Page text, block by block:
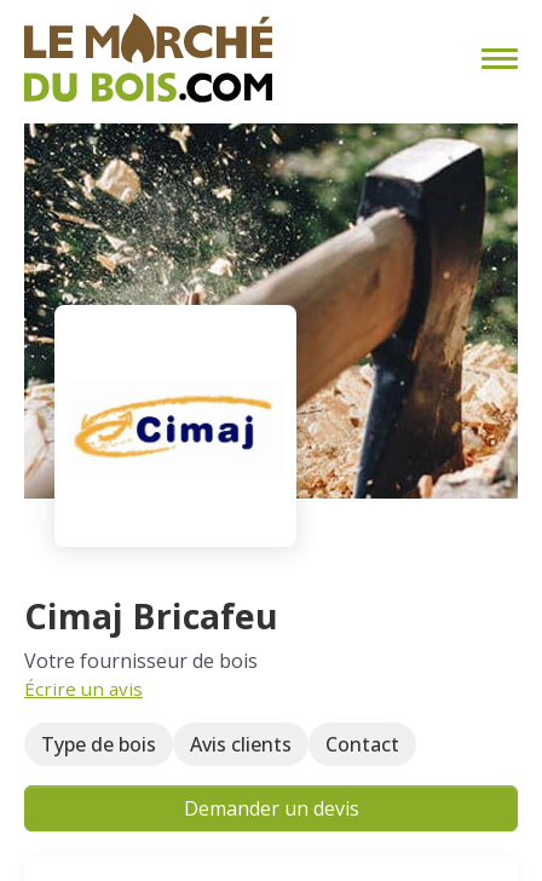
CHAUFFAGE AU BOIS
FAQ
CALCULER SA CONSOMMATION
TROUVER SON FOURNISSEUR
BLOG
ESPACE PRO
Cimaj Bricafeu
Votre fournisseur de bois
Écrire un avis
Type de bois Avis clients Contact
Demander un devis